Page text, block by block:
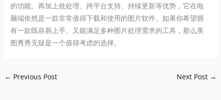
的功能。再加上批处理、跨平台支持、持续更新等优势，它在电
脑端依然是一款非常值得下载和使用的图片软件。如果你希望拥
有一款既容易上手、又能满足多种图片处理需求的工具，那么美
图秀秀无疑是一个值得考虑的选择。
← Previous Post Next Post →